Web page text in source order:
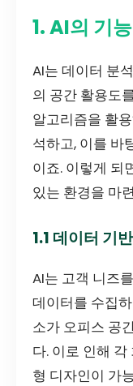
1. AI의 기
AI는 데이터 분
의 공간 활용도
알고리즘을 활
석하고, 이를 바
이죠. 이렇게 되
있는 환경을 마
1.1 데이터 기
AI는 고객 니즈
데이터를 수집
소가 오피스 공
다. 이로 인해
형 디자인이 가